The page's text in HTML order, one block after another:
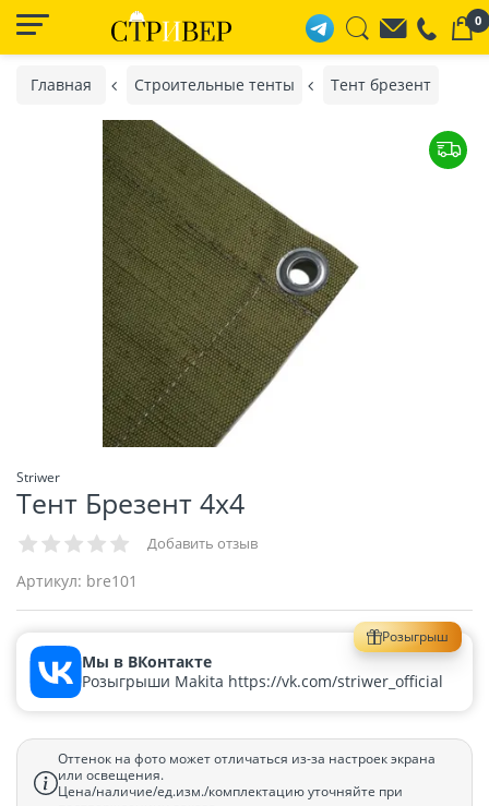
0
Главная Строительные тенты Тент брезент
Striwer
Тент Брезент 4x4
Добавить отзыв
Артикул: bre101
Розыгрыш
Мы в ВКонтакте
Розыгрыши Makita https://vk.com/striwer_official
Оттенок на фото может отличаться из-за настроек экрана
или освещения.
Цена/наличие/ед.изм./комплектацию уточняйте при